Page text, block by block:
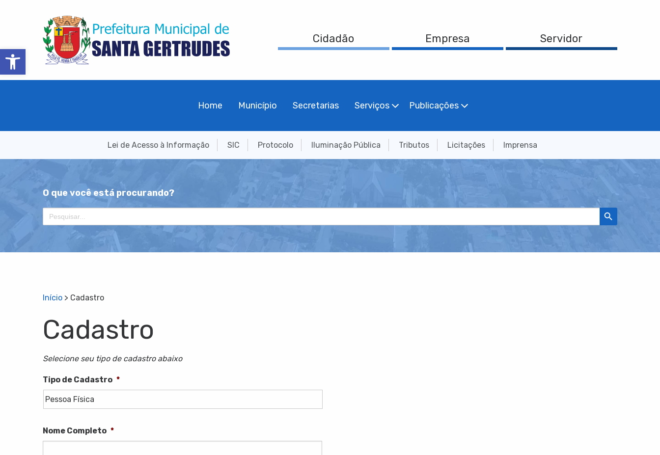
Barra de Ferramentas Aberta
Cidadão Empresa Servidor
Home Município Secretarias Serviços Publicações
Lei de Acesso à Informação SIC Protocolo Iluminação Pública Tributos Licitações Imprensa
O que você está procurando?
Search
for:
Search Button
Início > Cadastro
Cadastro
Selecione seu tipo de cadastro abaixo
Tipo de Cadastro *
Nome Completo *